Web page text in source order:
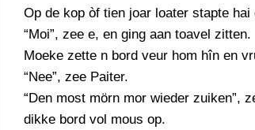
PERSBERICHT
FOTO’S
FLYER
TIEDSCHRIFT
KREUZE
TENEEL
Op de kop òf tien joar loater stapte hai
“Moi”, zee e, en ging aan toavel zitten.
Moeke zette n bord veur hom hîn en
“Nee”, zee Paiter.
“Den most mörn mor wieder zuiken”,
dikke bord vol mous op.